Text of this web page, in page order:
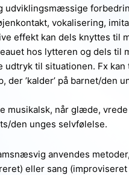
vokalisering,
effekt kan dels knyttes til
hos lytteren og dels til
udtryk til situationen. Fx
’kalder’ på barnet/den
musikalsk, når glæde,
den unges selvfølelse.
anvendes
eller sang